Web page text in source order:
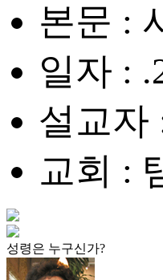
본문 :
일자 :
설교자
교회 :
성령은 누구신가?